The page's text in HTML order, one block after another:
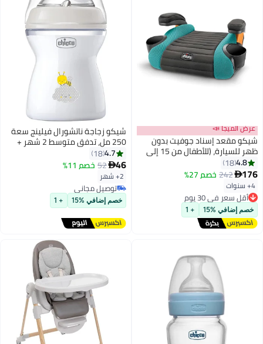
عرض الميجا 📣
شيكو مقعد إسناد جوفيت بدون
ظهر للسيارة، (للأطفال من 15 إلى
36 كجم)، من 18 وحتى 24 شهر،
بلون راين دروب
4.8
18
176
242 خصم 27%
4+ سنوات أقل سعر في 30 يوم
توصيل مجاني
أقل سعر في 30 يوم
خصم إضافي %15 + 1
شيكو زجاجة ناتشورال فيلينج سعة
250 مل، تدفق متوسط 2 شهر +
سيليكون، محايدة
4.7
18
46
52 خصم 11%
2+ شهر
توصيل مجاني
توصيل مجاني
خصم إضافي %15 + 1